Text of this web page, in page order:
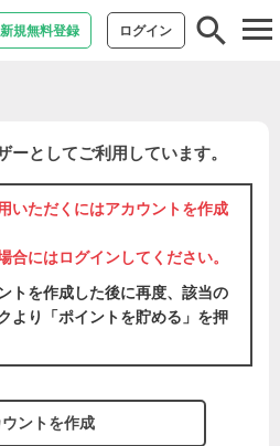
新規無料登録 ログイン
ーとしてご利用しています。
いただくにはアカウントを作成
合にはログインしてください。
トを作成した後に再度、該当の
より「ポイントを貯める」を押
ントを作成